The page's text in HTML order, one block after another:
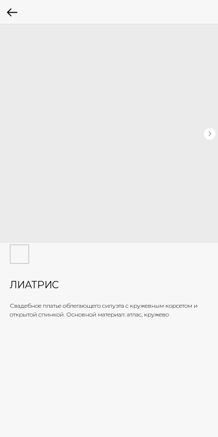
ЛИАТРИС
Свадебное платье облегающего силуэта с кружевным корсетом и
открытой спинкой. Основной материал: атлас, кружево